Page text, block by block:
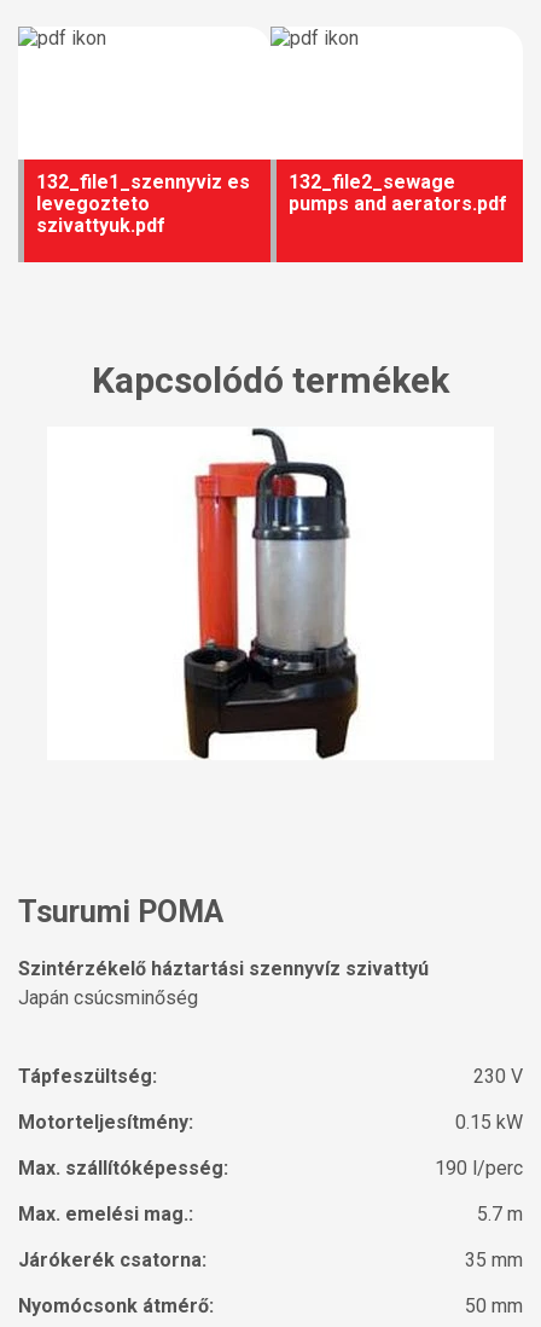
132_file1_szennyviz es
levegozteto
szivattyuk.pdf
132_file2_sewage
pumps and aerators.pdf
Kapcsolódó termékek
Tsurumi POMA
Szintérzékelő háztartási szennyvíz szivattyú
Japán csúcsminőség
Tápfeszültség:
230 V
Motorteljesítmény:
0.15 kW
Max. szállítóképesség:
190 l/perc
Max. emelési mag.:
5.7 m
Járókerék csatorna:
35 mm
Nyomócsonk átmérő:
50 mm